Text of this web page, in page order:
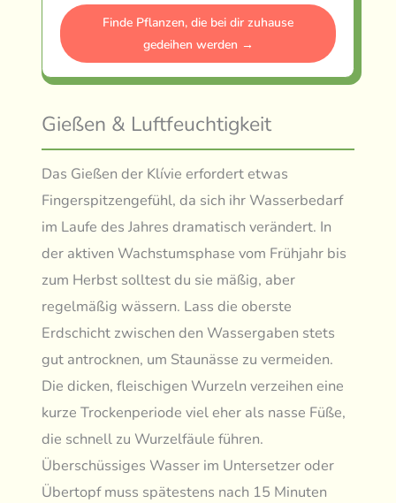
Finde Pflanzen, die bei dir zuhause
gedeihen werden →
Gießen & Luftfeuchtigkeit
Das Gießen der Klívie erfordert etwas
Fingerspitzengefühl, da sich ihr Wasserbedarf
im Laufe des Jahres dramatisch verändert. In
der aktiven Wachstumsphase vom Frühjahr bis
zum Herbst solltest du sie mäßig, aber
regelmäßig wässern. Lass die oberste
Erdschicht zwischen den Wassergaben stets
gut antrocknen, um Staunässe zu vermeiden.
Die dicken, fleischigen Wurzeln verzeihen eine
kurze Trockenperiode viel eher als nasse Füße,
die schnell zu Wurzelfäule führen.
Überschüssiges Wasser im Untersetzer oder
Übertopf muss spätestens nach 15 Minuten